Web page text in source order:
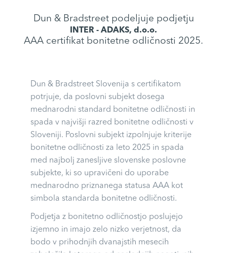
Dun & Bradstreet podeljuje podjetju
INTER - ADAKS, d.o.o.
AAA certifikat bonitetne odličnosti 2025.
Dun & Bradstreet Slovenija s certifikatom
potrjuje, da poslovni subjekt dosega
mednarodni standard bonitetne odličnosti in
spada v najvišji razred bonitetne odličnosti v
Sloveniji. Poslovni subjekt izpolnjuje kriterije
bonitetne odličnosti za leto 2025 in spada
med najbolj zanesljive slovenske poslovne
subjekte, ki so upravičeni do uporabe
mednarodno priznanega statusa AAA kot
simbola standarda bonitetne odličnosti.
Podjetja z bonitetno odličnostjo poslujejo
izjemno in imajo zelo nizko verjetnost, da
bodo v prihodnjih dvanajstih mesecih